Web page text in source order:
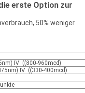
erste Option zur
50% weniger
IV: ((800-960mcd)
IV: ((330-400mcd)